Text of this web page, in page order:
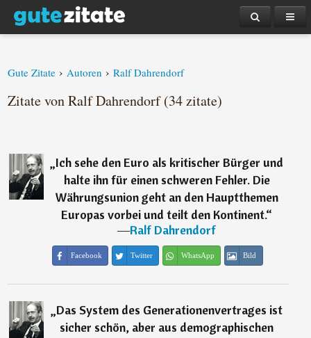
Gute Zitate › Autoren › Ralf Dahrendorf
Zitate von Ralf Dahrendorf (34 zitate)
„Ich sehe den Euro als kritischer Bürger und
halte ihn für einen schweren Fehler. Die
Währungsunion geht an den Hauptthemen
Europas vorbei und teilt den Kontinent.“
―Ralf Dahrendorf
Facebook Twitter WhatsApp Bild
„Das System des Generationenvertrages ist
sicher schön, aber aus demographischen